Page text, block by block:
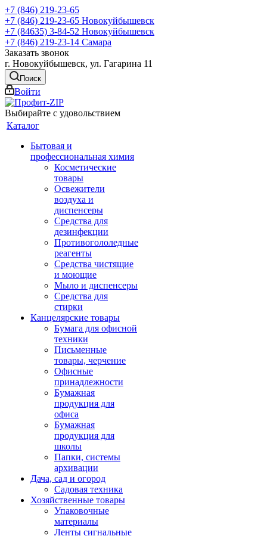
+7 (846) 219-23-65
+7 (846) 219-23-65 Новокуйбышевск
+7 (84635) 3-84-52 Новокуйбышевск
+7 (846) 219-23-14 Самара
Заказать звонок
г. Новокуйбышевск, ул. Гагарина 11
Поиск
Войти
Выбирайте с удовольствием
Каталог
Бытовая и
профессиональная химия
Косметические
товары
Освежители
воздуха и
диспенсеры
Средства для
дезинфекции
Противогололедные
реагенты
Средства чистящие
и моющие
Мыло и диспенсеры
Средства для
стирки
Канцелярские товары
Бумага для офисной
техники
Письменные
товары, черчение
Офисные
принадлежности
Бумажная
продукция для
офиса
Бумажная
продукция для
школы
Папки, системы
архивации
Дача, сад и огород
Садовая техника
Хозяйственные товары
Упаковочные
материалы
Ленты сигнальные